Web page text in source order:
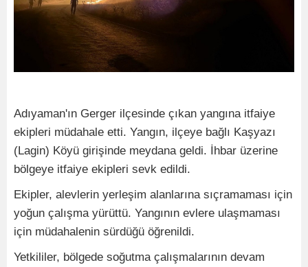
Adıyaman'ın Gerger ilçesinde çıkan yangına itfaiye
ekipleri müdahale etti. Yangın, ilçeye bağlı Kaşyazı
(Lagin) Köyü girişinde meydana geldi. İhbar üzerine
bölgeye itfaiye ekipleri sevk edildi.
Ekipler, alevlerin yerleşim alanlarına sıçramaması için
yoğun çalışma yürüttü. Yangının evlere ulaşmaması
için müdahalenin sürdüğü öğrenildi.
Yetkililer, bölgede soğutma çalışmalarının devam